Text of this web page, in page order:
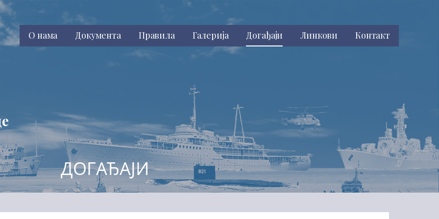
О нама Документа Правила Галерија Догађаји Линкови Контакт
ДОГАЂАЈИ